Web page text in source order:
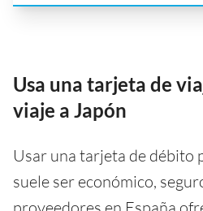
Usa una tarjeta de
viaje a Japón
Usar una tarjeta de débito
suele ser económico,